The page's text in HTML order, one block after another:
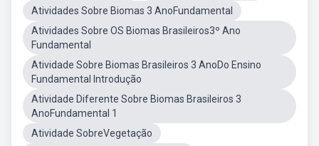
Atividades Sobre Biomas 3 AnoFundamental
Atividades Sobre OS Biomas Brasileiros3º Ano
Fundamental
Atividade Sobre Biomas Brasileiros 3 AnoDo Ensino
Fundamental Introdução
Atividade Diferente Sobre Biomas Brasileiros 3
AnoFundamental 1
Atividade SobreVegetação